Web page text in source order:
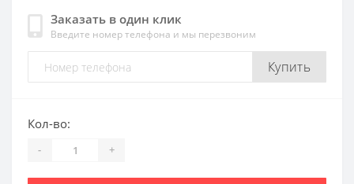
Заказать в один клик
Введите номер телефона и мы перезвоним
Купить
Кол-во:
- +